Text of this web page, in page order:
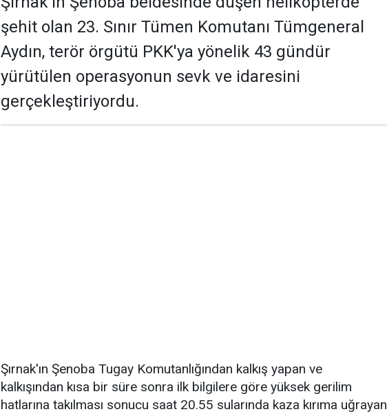
şehit olan 23. Sınır Tümen Komutanı Tümgeneral
Aydın, terör örgütü PKK'ya yönelik 43 gündür
yürütülen operasyonun sevk ve idaresini
gerçekleştiriyordu.
Şırnak'ın Şenoba Tugay Komutanlığından kalkış yapan ve
kalkışından kısa bir süre sonra ilk bilgilere göre yüksek gerilim
hatlarına takılması sonucu saat 20.55 sularında kaza kırıma uğrayan